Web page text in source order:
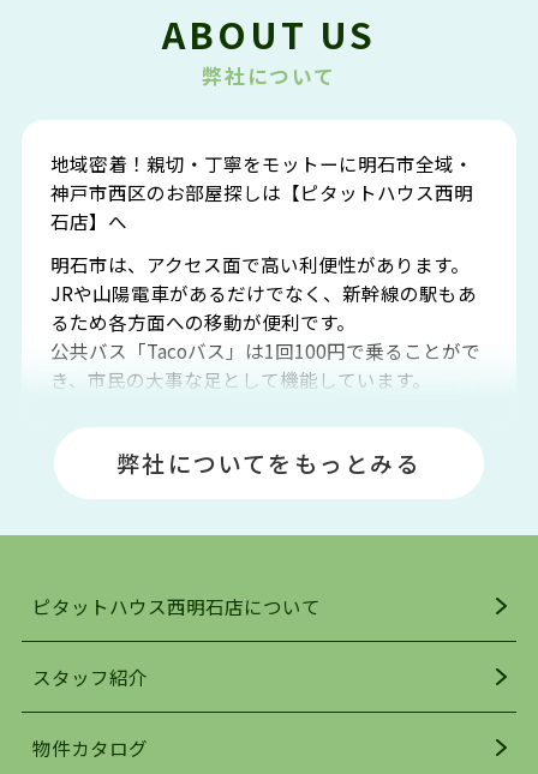
ABOUT US
弊社について
地域密着！親切・丁寧をモットーに明石市全域・
神戸市西区のお部屋探しは【ピタットハウス西明
石店】へ
明石市は、アクセス面で高い利便性があります。
JRや山陽電車があるだけでなく、新幹線の駅もあ
るため各方面への移動が便利です。
公共バス「Tacoバス」は1回100円で乗ることがで
き、市民の大事な足として機能しています。
場や釣りスポットが多くあります。JR「大久保
駅」周辺には、ビブレ・イオンをはじめとした買
い物施設も多くあり、買い物にも困りません。
明石駅・西明石駅を中心に、明石市・神戸市西区
でお部屋探している方は、ぜひ当ＨＰにて物件を
お探しになってください。弊社は、スタッフの平
を行っており地域最大級の情報取扱量を誇ってお
弊社についてをもっとみる
ピタットハウス西明石店について
スタッフ紹介
物件カタログ